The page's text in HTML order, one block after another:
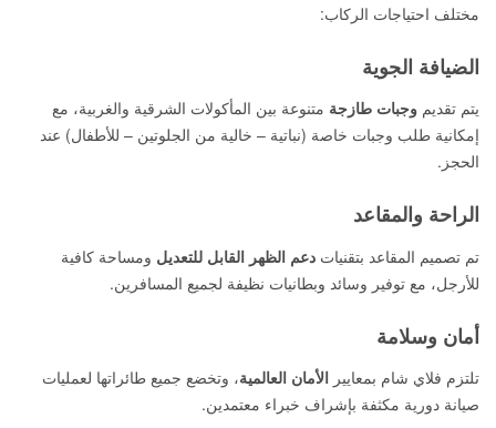
مختلف احتياجات الركاب:
الضيافة الجوية
يتم تقديم وجبات طازجة متنوعة بين المأكولات الشرقية والغربية، مع
إمكانية طلب وجبات خاصة (نباتية – خالية من الجلوتين – للأطفال) عند
الحجز.
الراحة والمقاعد
تم تصميم المقاعد بتقنيات دعم الظهر القابل للتعديل ومساحة كافية
للأرجل، مع توفير وسائد وبطانيات نظيفة لجميع المسافرين.
أمان وسلامة
تلتزم فلاي شام بمعايير الأمان العالمية، وتخضع جميع طائراتها لعمليات
صيانة دورية مكثفة بإشراف خبراء معتمدين.